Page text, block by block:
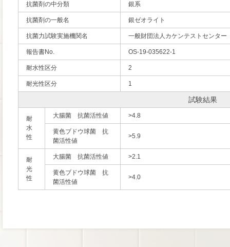
抗菌剤の中分類 銀系
抗菌剤の一般名 銀ゼオライト
抗菌力試験実施機関名 一般財団法人カケンテストセンター
報告書No. OS-19-035622-1
耐水性区分 2
耐光性区分 1
試験結果
耐
水
性
大腸菌 抗菌活性値 >4.8
黄色ブドウ球菌 抗
菌活性値
>5.9
耐
光
性
大腸菌 抗菌活性値 >2.1
黄色ブドウ球菌 抗
菌活性値
>4.0